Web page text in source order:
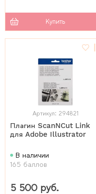
Купить
Артикул: 294821
Плагин ScanNCut Link
для Adobe Illustrator
В наличии
165 баллов
5 500 руб.